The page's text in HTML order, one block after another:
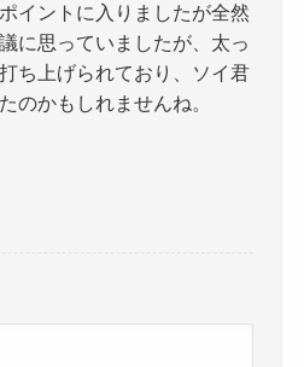
イントに入りましたが全然
に思っていましたが、太っ
ち上げられており、ソイ君
のかもしれませんね。